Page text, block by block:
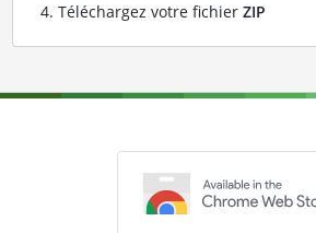
Téléchargez votre fichier ZIP